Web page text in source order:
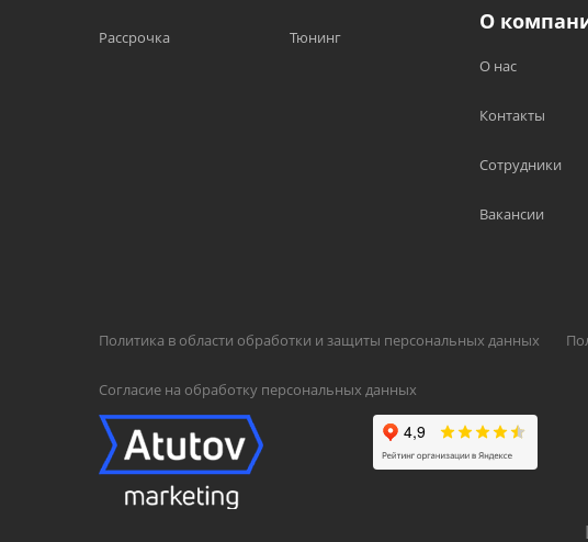
Рассрочка Тюнинг
О
О нас
Контакты
Сотрудники
Вакансии
Политика в области обработки и защиты персональных данных
Согласие на обработку персональных данных